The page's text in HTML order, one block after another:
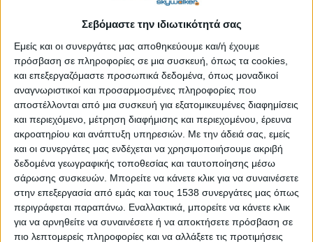
Σεβόμαστε την ιδιωτικότητά σας
Εμείς και οι συνεργάτες μας αποθηκεύουμε και/ή έχουμε
πρόσβαση σε πληροφορίες σε μια συσκευή, όπως τα cookies,
και επεξεργαζόμαστε προσωπικά δεδομένα, όπως μοναδικοί
αναγνωριστικοί και προσαρμοσμένες πληροφορίες που
αποστέλλονται από μια συσκευή για εξατομικευμένες διαφημίσεις
και περιεχόμενο, μέτρηση διαφήμισης και περιεχομένου, έρευνα
ακροατηρίου και ανάπτυξη υπηρεσιών. Με την άδειά σας, εμείς
και οι συνεργάτες μας ενδέχεται να χρησιμοποιήσουμε ακριβή
δεδομένα γεωγραφικής τοποθεσίας και ταυτοποίησης μέσω
σάρωσης συσκευών. Μπορείτε να κάνετε κλικ για να συναινέσετε
στην επεξεργασία από εμάς και τους 1538 συνεργάτες μας όπως
περιγράφεται παραπάνω. Εναλλακτικά, μπορείτε να κάνετε κλικ
για να αρνηθείτε να συναινέσετε ή να αποκτήσετε πρόσβαση σε
πιο λεπτομερείς πληροφορίες και να αλλάξετε τις προτιμήσεις
«Α ρε Θεέ, δεν πιάνει μια βροχή με σκιλς, γιατί είμαι βέρι βέρι
χολοσκασμένος!» (
παράφραση από τον «Καραγκιόζη στο
διάστημα» του Ευγένιου Σπαθάρη)
Δεν έχει και άδικο ο συμπαθέστατος λαϊκός μας ήρωας.
Ζούμε στον αστερισμό των δεξιοτήτων.
Η κριτική σκέψη, η δημιουργικότητα, η συνεργασία, η
επικοινωνία, ο ψηφιακός αλφαβητισμός, ο γραμματισμός στα